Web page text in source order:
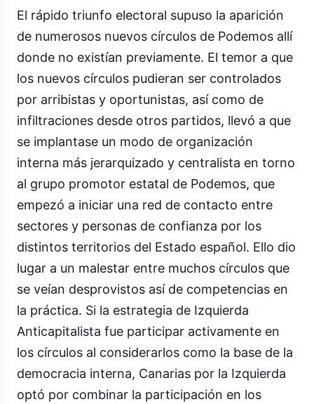
El rápido triunfo electoral supuso la aparición
de numerosos nuevos círculos de Podemos allí
donde no existían previamente. El temor a que
los nuevos círculos pudieran ser controlados
por arribistas y oportunistas, así como de
infiltraciones desde otros partidos, llevó a que
se implantase un modo de organización
interna más jerarquizado y centralista en torno
al grupo promotor estatal de Podemos, que
empezó a iniciar una red de contacto entre
sectores y personas de confianza por los
distintos territorios del Estado español. Ello dio
lugar a un malestar entre muchos círculos que
se veían desprovistos así de competencias en
la práctica. Si la estrategia de Izquierda
Anticapitalista fue participar activamente en
los círculos al considerarlos como la base de la
democracia interna, Canarias por la Izquierda
optó por combinar la participación en los